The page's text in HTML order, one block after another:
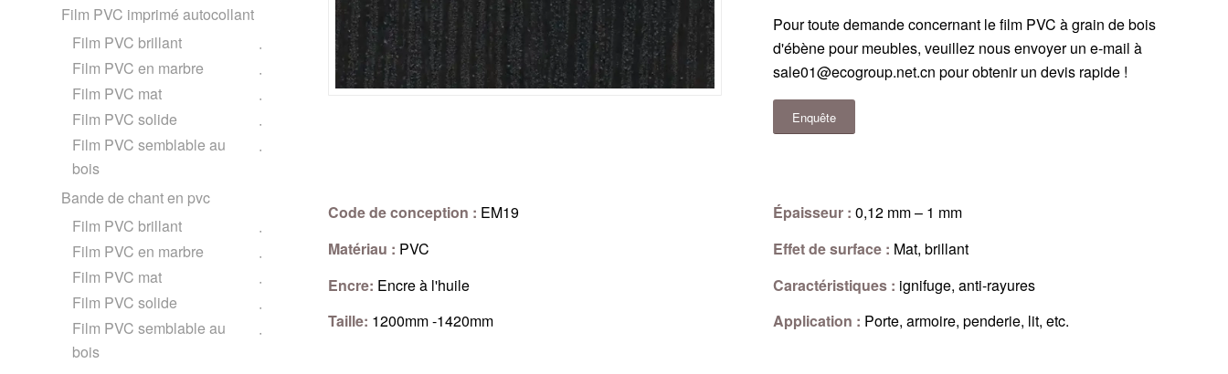
Pour toute demande concernant le film PVC à grain de bois
d'ébène pour meubles, veuillez nous envoyer un e-mail à
sale01@ecogroup.net.cn pour obtenir un devis rapide !
Enquête
Code de conception : EM19
Matériau : PVC
Encre: Encre à l'huile
Taille: 1200mm -1420mm
Épaisseur : 0,12 mm – 1 mm
Effet de surface : Mat, brillant
Caractéristiques : ignifuge, anti-rayures
Application : Porte, armoire, penderie, lit, etc.
Film PVC imprimé autocollant
Film PVC brillant
Film PVC en marbre
Film PVC mat
Film PVC solide
Film PVC semblable au
bois
Bande de chant en pvc
Film PVC brillant
Film PVC en marbre
Film PVC mat
Film PVC solide
Film PVC semblable au
bois